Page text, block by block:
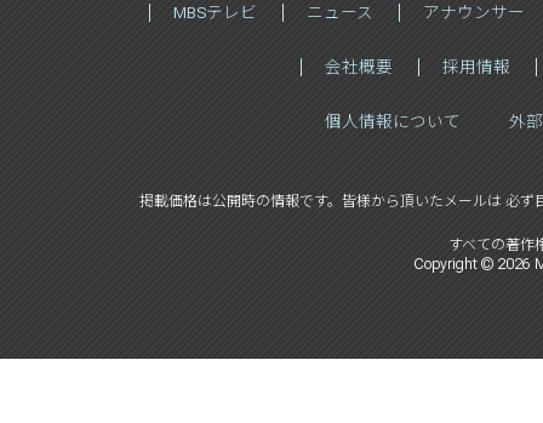
MBSテレビ ニュース アナウンサー
会社概要 採用情報
個人情報について 外
掲載価格は公開時の情報です。皆様から頂いたメールは 必ず
すべての著作
Copyright © 2026